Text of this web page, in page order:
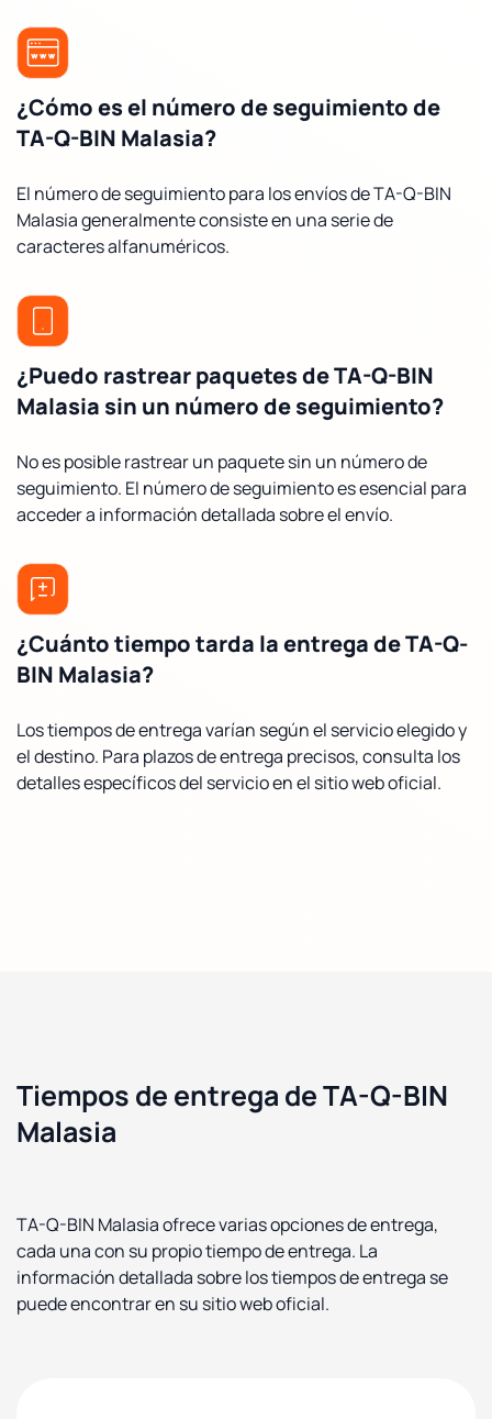
¿Cómo es el número de seguimiento de
TA-Q-BIN Malasia?
El número de seguimiento para los envíos de TA-Q-BIN
Malasia generalmente consiste en una serie de
caracteres alfanuméricos.
¿Puedo rastrear paquetes de TA-Q-BIN
Malasia sin un número de seguimiento?
No es posible rastrear un paquete sin un número de
seguimiento. El número de seguimiento es esencial para
acceder a información detallada sobre el envío.
¿Cuánto tiempo tarda la entrega de TA-Q-
BIN Malasia?
Los tiempos de entrega varían según el servicio elegido y
el destino. Para plazos de entrega precisos, consulta los
detalles específicos del servicio en el sitio web oficial.
Tiempos de entrega de TA-Q-BIN
Malasia
TA-Q-BIN Malasia ofrece varias opciones de entrega,
cada una con su propio tiempo de entrega. La
información detallada sobre los tiempos de entrega se
puede encontrar en su sitio web oficial.